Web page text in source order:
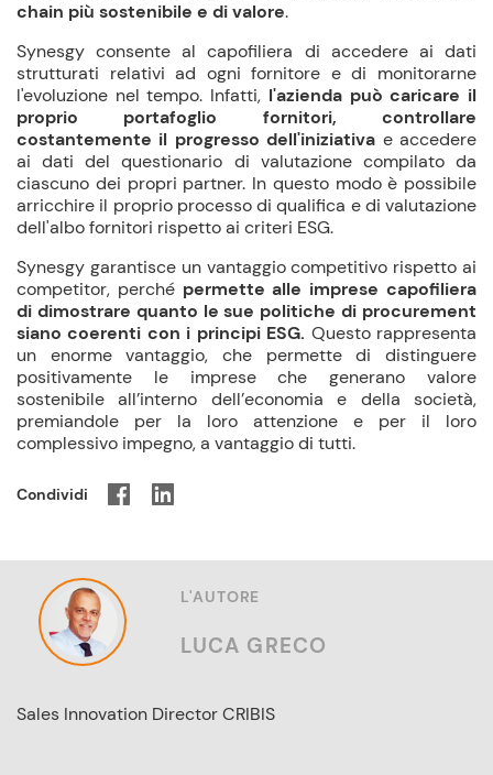
chain più sostenibile e di valore.
Synesgy consente al capofiliera di accedere ai dati
strutturati relativi ad ogni fornitore e di monitorarne
l'evoluzione nel tempo. Infatti, l'azienda può caricare il
proprio portafoglio fornitori, controllare
costantemente il progresso dell'iniziativa e accedere
ai dati del questionario di valutazione compilato da
ciascuno dei propri partner. In questo modo è possibile
arricchire il proprio processo di qualifica e di valutazione
dell'albo fornitori rispetto ai criteri ESG.
Synesgy garantisce un vantaggio competitivo rispetto ai
competitor, perché permette alle imprese capofiliera
di dimostrare quanto le sue politiche di procurement
siano coerenti con i principi ESG. Questo rappresenta
un enorme vantaggio, che permette di distinguere
positivamente le imprese che generano valore
sostenibile all’interno dell’economia e della società,
premiandole per la loro attenzione e per il loro
complessivo impegno, a vantaggio di tutti.
Condividi
L'AUTORE
LUCA GRECO
Sales Innovation Director CRIBIS